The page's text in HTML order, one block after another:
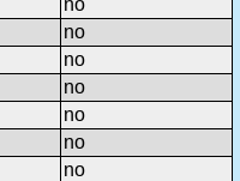
no
no
no
no
no
no
no